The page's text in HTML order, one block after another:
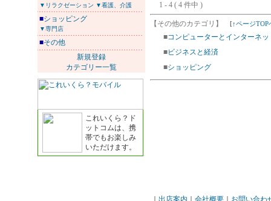
▼リラクゼーション ▼看護、介護
■ショッピング
▼専門店
■その他
新規登録
カテゴリー一覧
これいくら？ド
ットコムは、携
帯でもお楽しみ
いただけます。
1 - 4 ( 4 件中 )
【その他のカテゴリ】 [↑ページTOP
■コンピューターとインターネッ
■ビジネスと経済
■ショッピング
出店案内 会社概要 お問い合わ